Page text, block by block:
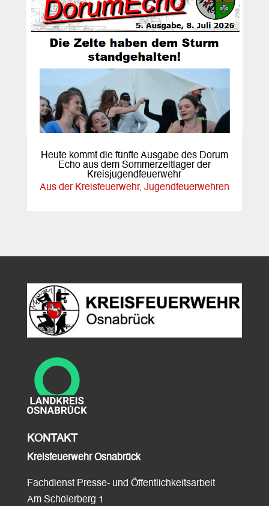
Heute kommt die fünfte Ausgabe des Dorum
Echo aus dem Sommerzeltlager der
Kreisjugendfeuerwehr
Aus der Kreisfeuerwehr, Jugendfeuerwehren
KONTAKT
Kreisfeuerwehr Osnabrück
Fachdienst Presse- und Öffentlichkeitsarbeit
Am Schölerberg 1